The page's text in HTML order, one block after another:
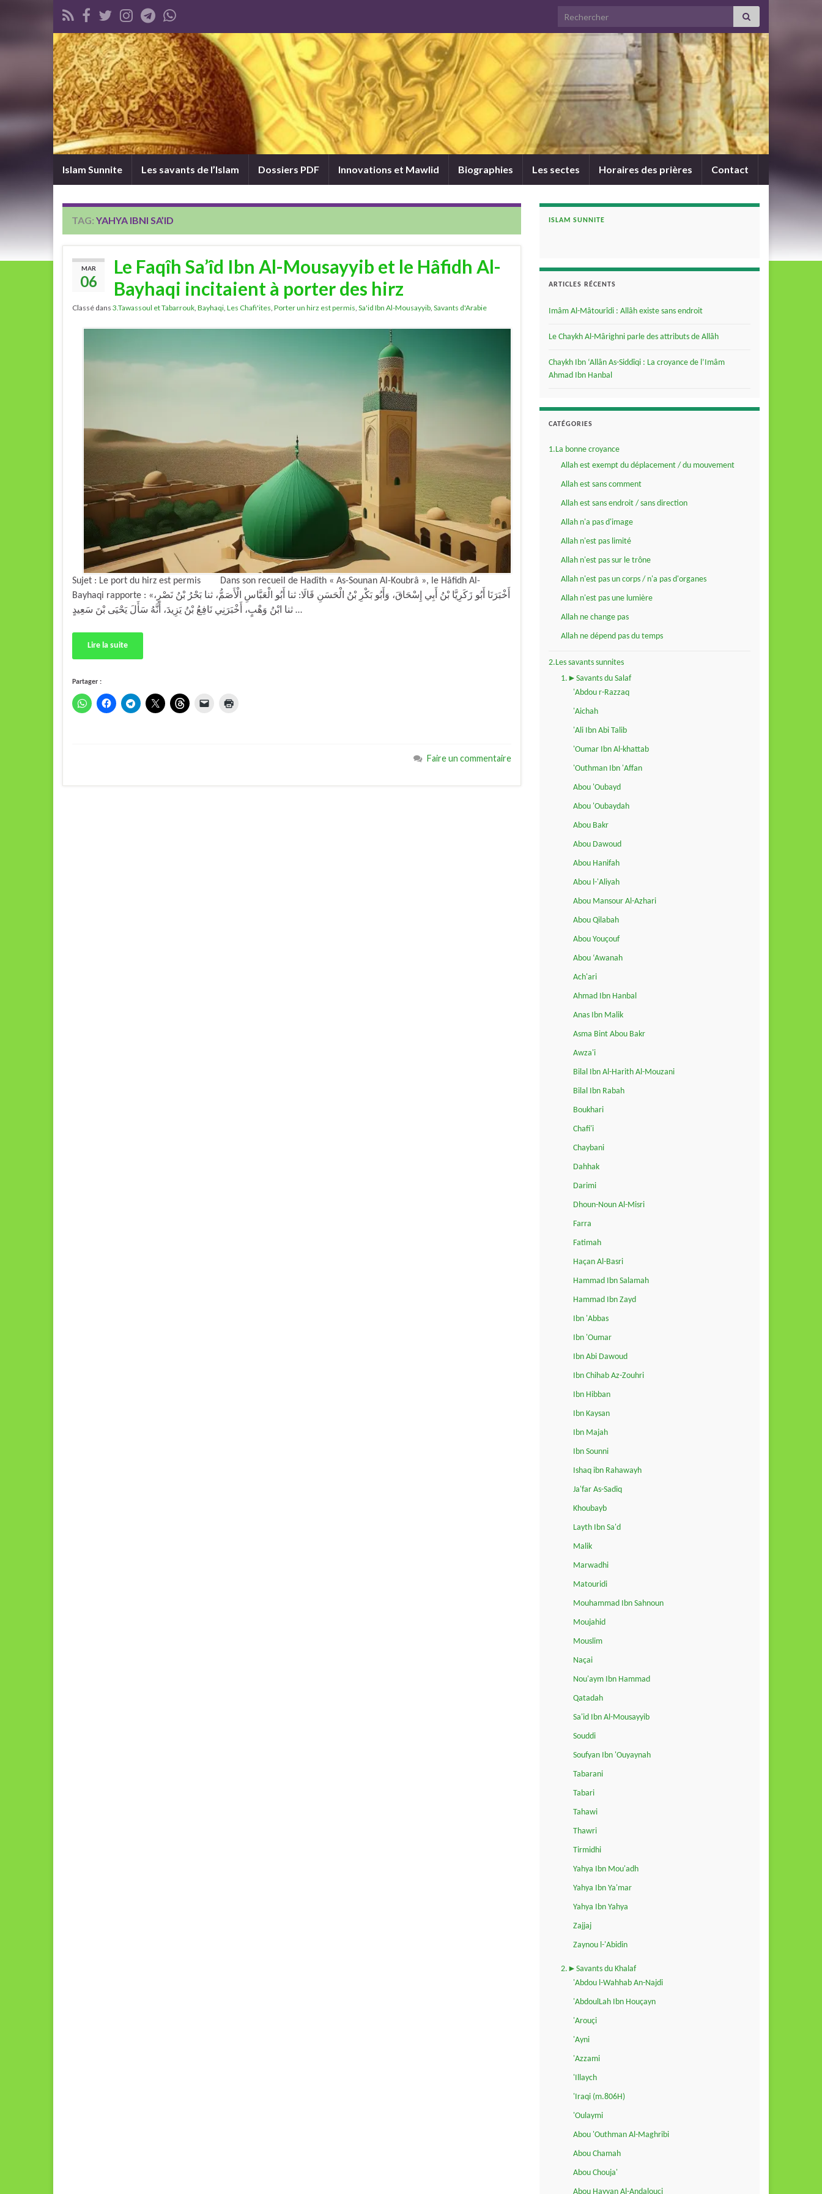
Search for:
Islam Sunnite Les savants de l’Islam Dossiers PDF Innovations et Mawlid Biographies Les sectes Horaires des prières Contact
TAG: YAHYA IBNI SA’ID
MAR
06
Le Faqîh Sa’îd Ibn Al-Mousayyib et le Hâfidh Al-
Bayhaqi incitaient à porter des hirz
Classé dans 3.Tawassoul et Tabarrouk, Bayhaqi, Les Chafi'ites, Porter un hirz est permis, Sa'id Ibn Al-Mousayyib, Savants d'Arabie
Sujet : Le port du hirz est permis Dans son recueil de Hadîth « As-Sounan Al-Koubrâ », le Hâfidh Al-
Bayhaqi rapporte : «أَخْبَرَنَا أَبُو زَكَرِيَّا بْنُ أَبِي إِسْحَاقَ، وَأَبُو بَكْرِ بْنُ الْحَسَنِ قَالَا: ثنا أَبُو الْعَبَّاسِ الْأَصَمُّ، ثنا بَحْرُ بْنُ نَصْرٍ،
ثنا ابْنُ وَهْبٍ، أَخْبَرَنِي نَافِعُ بْنُ يَزِيدَ، أَنَّهُ سَأَلَ يَحْيَى بْنَ سَعِيدٍ …
Lire la suite
Partager :
Faire un commentaire
ISLAM SUNNITE
ARTICLES RÉCENTS
Imâm Al-Mâtourîdi : Allâh existe sans endroit
Le Chaykh Al-Mârighni parle des attributs de Allâh
Chaykh Ibn ‘Allân As-Siddîqi : La croyance de l’Imâm
Ahmad Ibn Hanbal
CATÉGORIES
1.La bonne croyance
Allah est exempt du déplacement / du mouvement
Allah est sans comment
Allah est sans endroit / sans direction
Allah n'a pas d'image
Allah n'est pas limité
Allah n'est pas sur le trône
Allah n'est pas un corps / n'a pas d'organes
Allah n'est pas une lumière
Allah ne change pas
Allah ne dépend pas du temps
2.Les savants sunnites
1.►Savants du Salaf
'Abdou r-Razzaq
'Aichah
'Ali Ibn Abi Talib
'Oumar Ibn Al-khattab
'Outhman Ibn 'Affan
Abou 'Oubayd
Abou 'Oubaydah
Abou Bakr
Abou Dawoud
Abou Hanifah
Abou l-'Aliyah
Abou Mansour Al-Azhari
Abou Qilabah
Abou Youçouf
Abou ‘Awanah
Ach'ari
Ahmad Ibn Hanbal
Anas Ibn Malik
Asma Bint Abou Bakr
Awza'i
Bilal Ibn Al-Harith Al-Mouzani
Bilal Ibn Rabah
Boukhari
Chafi'i
Chaybani
Dahhak
Darimi
Dhoun-Noun Al-Misri
Farra
Fatimah
Haçan Al-Basri
Hammad Ibn Salamah
Hammad Ibn Zayd
Ibn 'Abbas
Ibn 'Oumar
Ibn Abi Dawoud
Ibn Chihab Az-Zouhri
Ibn Hibban
Ibn Kaysan
Ibn Majah
Ibn Sounni
Ishaq ibn Rahawayh
Ja'far As-Sadiq
Khoubayb
Layth Ibn Sa'd
Malik
Marwadhi
Matouridi
Mouhammad Ibn Sahnoun
Moujahid
Mouslim
Naçai
Nou'aym Ibn Hammad
Qatadah
Sa'id Ibn Al-Mousayyib
Souddi
Soufyan Ibn 'Ouyaynah
Tabarani
Tabari
Tahawi
Thawri
Tirmidhi
Yahya Ibn Mou'adh
Yahya Ibn Ya'mar
Yahya Ibn Yahya
Zajjaj
Zaynou l-'Abidin
2.►Savants du Khalaf
'Abdou l-Wahhab An-Najdi
'AbdoulLah Ibn Houçayn
'Arouçi
'Ayni
'Azzami
'Illaych
'Iraqi (m.806H)
'Oulaymi
Abou 'Outhman Al-Maghribi
Abou Chamah
Abou Chouja'
Abou Hayyan Al-Andalouçi